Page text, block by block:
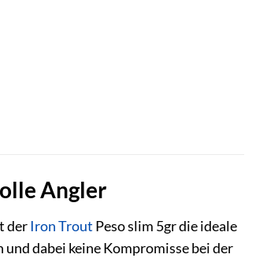
Angler
derIron Trout Peso slim 5gr die ideale
dabei keine Kompromisse bei der